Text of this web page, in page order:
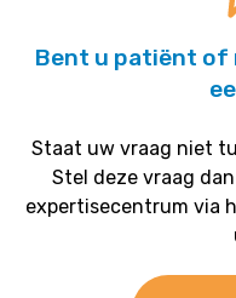
Bent u patiënt of
Staat uw vraag niet
Stel deze vraag
expertisecentrum via